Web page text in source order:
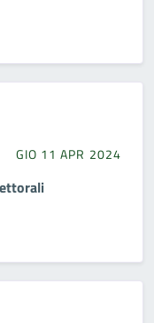
GIO 11 APR 2024